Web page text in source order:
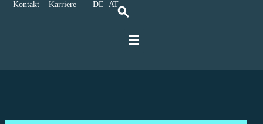
Kontakt Karriere DE AT